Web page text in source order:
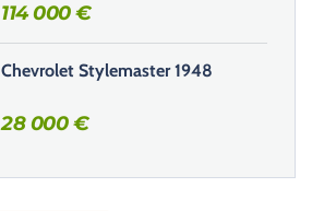
114 000€
Chevrolet Stylemaster 1948
28 000€